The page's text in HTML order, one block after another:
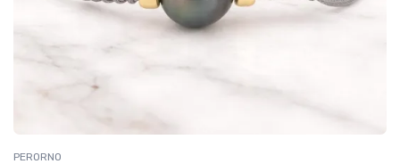
PERORNO